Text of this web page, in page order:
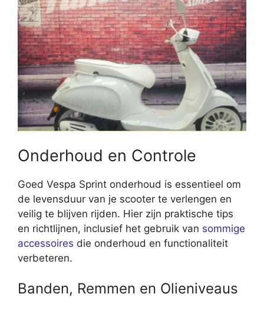
Onderhoud en Controle
Goed Vespa Sprint onderhoud is essentieel om
de levensduur van je scooter te verlengen en
veilig te blijven rijden. Hier zijn praktische tips
en richtlijnen, inclusief het gebruik van sommige
accessoires die onderhoud en functionaliteit
verbeteren.
Banden, Remmen en Olieniveaus